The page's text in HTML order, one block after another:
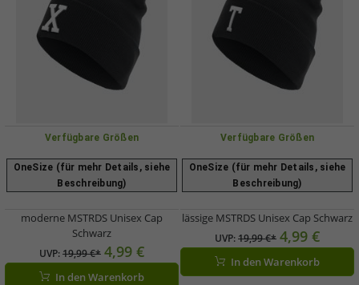
Verfügbare Größen
OneSize (für mehr Details, siehe
Beschreibung)
moderne MSTRDS Unisex Cap
Schwarz
UVP:19,99 €* 4,99 €
In den Warenkorb
Verfügbare Größen
OneSize (für mehr Details, siehe
Beschreibung)
lässige MSTRDS Unisex Cap Schwarz
UVP:19,99 €* 4,99 €
In den Warenkorb